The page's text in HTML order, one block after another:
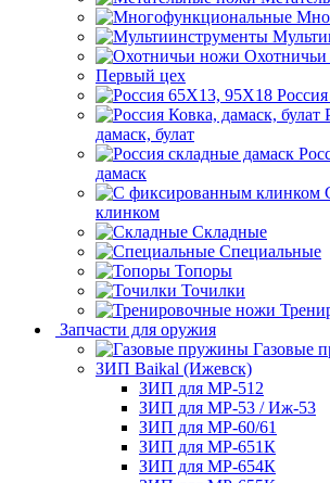
Первый цех
дамаск, булат
дамаск
клинком
Складные
Специальные
Топоры
Точилки
Запчасти для оружия
Газовые
ЗИП Baikal (Ижевск)
ЗИП для МР-512
ЗИП для МР-53 / Иж-53
ЗИП для МР-60/61
ЗИП для МР-651К
ЗИП для МР-654К